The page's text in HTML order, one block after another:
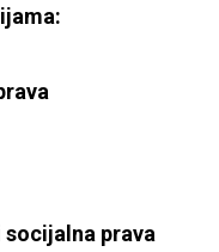
prava